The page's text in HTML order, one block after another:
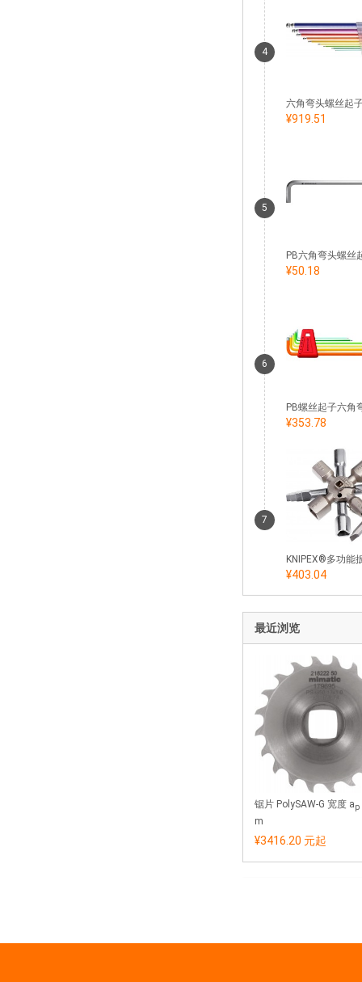
4
5
6
7
¥919.51
¥50.18
¥353.78
¥403.04
最近浏览
锯片 PolySAW-G 宽度 ap
m
¥3416.20 元起